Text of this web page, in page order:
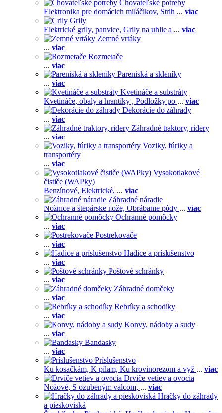
Chovateľské potreby
Elektronika pre domácich miláčikov, Strih ... viac
Grily
Elektrické grily, panvice, Grily na uhlie a ... viac
Zemné vrtáky
... viac
Rozmetače
... viac
Pareniská a skleníky
... viac
Kvetináče a substráty
Kvetináče, obaly a hrantíky , Podložky po ... viac
Dekorácie do záhrady
... viac
Záhradné traktory, ridery
... viac
Voziky, fúriky a
transportéry
... viac
Vysokotlakové
čističe (WAPky)
Benzínové, Elektrické, ... viac
Záhradné náradie
Nožnice a štepárske nože, Obrábanie pôdy ... viac
Ochranné pomôcky
... viac
Postrekovače
... viac
Hadice a príslušenstvo
... viac
Poštové schránky
... viac
Záhradné domčeky
... viac
Rebríky a schodíky
... viac
Konvy, nádoby a sudy
... viac
Bandasky
... viac
Príslušenstvo
Ku kosačkám, K pílam, Ku krovinorezom a vyž ... viac
Drviče vetiev a ovocia
Nožové, S ozubeným valcom, ... viac
Hračky do záhrady
a pieskoviská